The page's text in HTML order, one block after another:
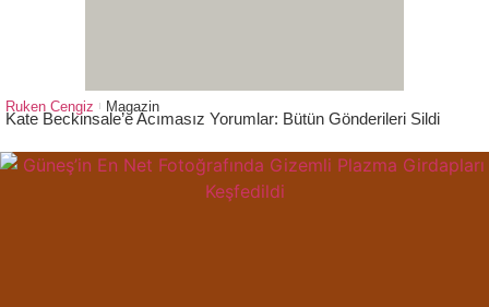
Ruken Cengiz Magazin
Kate Beckinsale’e Acımasız Yorumlar: Bütün Gönderileri Sildi